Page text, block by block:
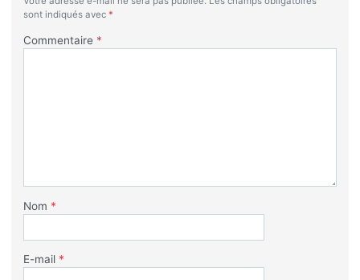
sont indiqués avec *
Commentaire *
Nom *
E-mail *